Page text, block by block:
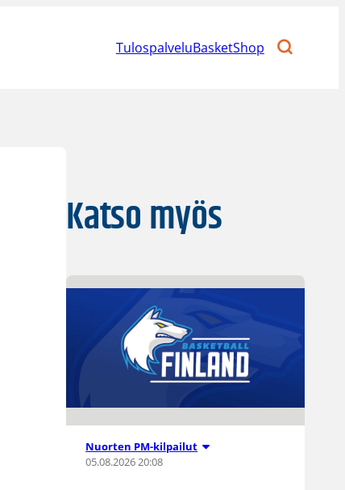
TulospalveluBasketShop
Katso myös
Nuorten PM-kilpailut
05.08.2026 20:08